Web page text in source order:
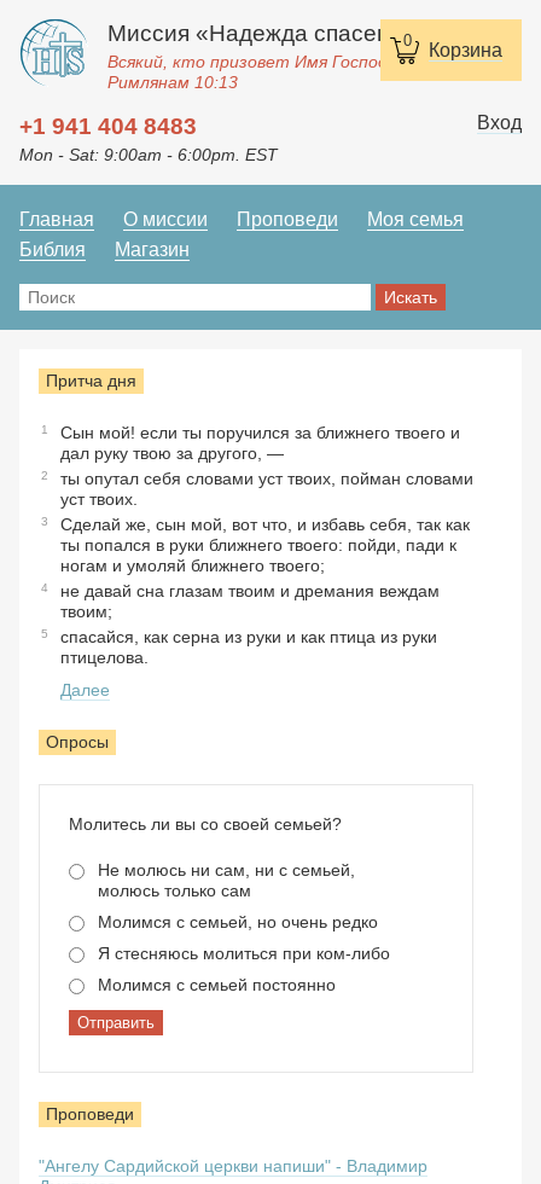
0 Корзина
Миссия «Надежда спасения»
Всякий, кто призовет Имя Господне, спасется.
Римлянам 10:13
+1 941 404 8483
Mon - Sat: 9:00am - 6:00pm. EST
Вход
Главная О миссии Проповеди
Моя семья
Библия
Магазин
Притча дня
1
Сын мой! если ты поручился за ближнего твоего и
дал руку твою за другого, —
2
ты опутал себя словами уст твоих, пойман словами
уст твоих.
3
Сделай же, сын мой, вот что, и избавь себя, так как
ты попался в руки ближнего твоего: пойди, пади к
ногам и умоляй ближнего твоего;
4
не давай сна глазам твоим и дремания веждам
твоим;
5
спасайся, как серна из руки и как птица из руки
птицелова.
Далее
Опросы
Молитесь ли вы со своей семьей?
Не молюсь ни сам, ни с семьей,
молюсь только сам
Молимся с семьей, но очень редко
Я стесняюсь молиться при ком-либо
Молимся с семьей постоянно
Отправить
Проповеди
"Ангелу Сардийской церкви напиши" - Владимир